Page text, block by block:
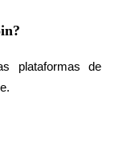
plataformas de